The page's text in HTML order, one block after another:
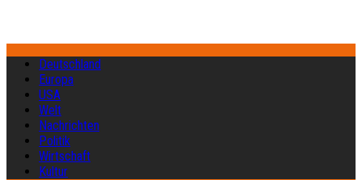
Deutschland
Europa
USA
Welt
Nachrichten
Politik
Wirtschaft
Kultur